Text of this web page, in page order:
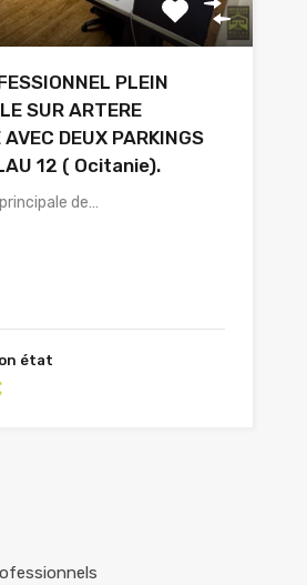
PLEIN
SUR ARTERE
DEUX PARKINGS
12 ( Ocitanie).
de…
état